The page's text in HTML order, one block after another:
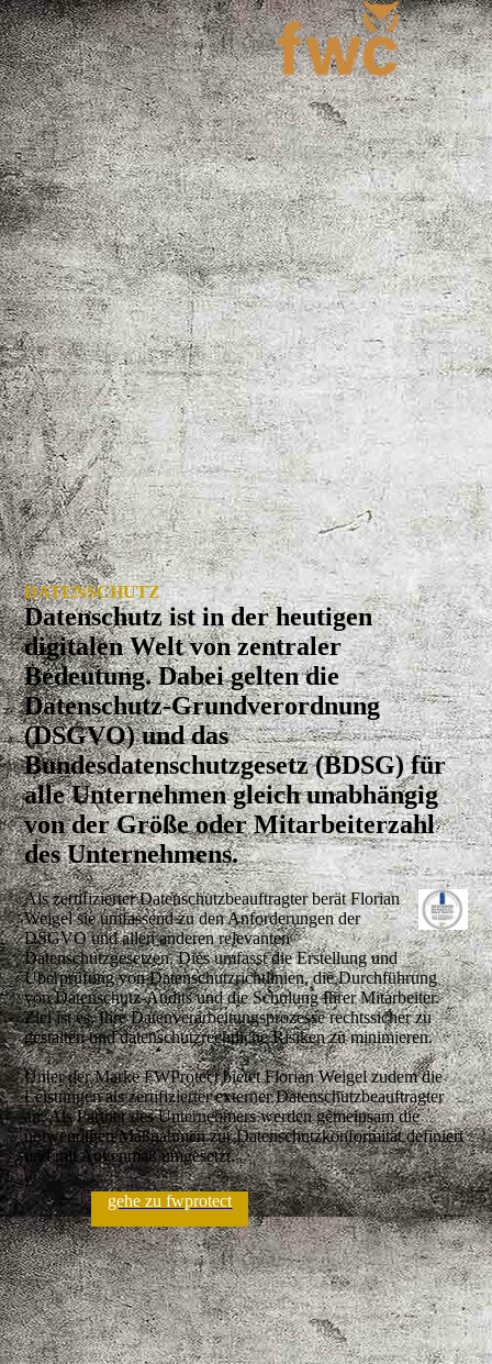
DATENSCHUTZ
Datenschutz ist in der heutigen
digitalen Welt von zentraler
Bedeutung. Dabei gelten die
Datenschutz-Grundverordnung
(DSGVO) und das
Bundesdatenschutzgesetz (BDSG) für
alle Unternehmen gleich unabhängig
von der Größe oder Mitarbeiterzahl
des Unternehmens.
Als zertifizierter Datenschutzbeauftragter berät Florian
Weigel sie umfassend zu den Anforderungen der
DSGVO und allen anderen relevanten
Datenschutzgesetzen. Dies umfasst die Erstellung und
Überprüfung von Datenschutzrichtlinien, die Durchführung
von Datenschutz-Audits und die Schulung Ihrer Mitarbeiter.
Ziel ist es, Ihre Datenverarbeitungsprozesse rechtssicher zu
gestalten und datenschutzrechtliche Risiken zu minimieren.
Unter der Marke FWProtect bietet Florian Weigel zudem die
Leistungen als zertifizierter externer Datenschutzbeauftragter
an. Als Partner des Unternehmers werden gemeinsam die
notwendigen Maßnahmen zur Datenschutzkonformität definiert
und mit Augenmaß umgesetzt.
gehe zu fwprotect